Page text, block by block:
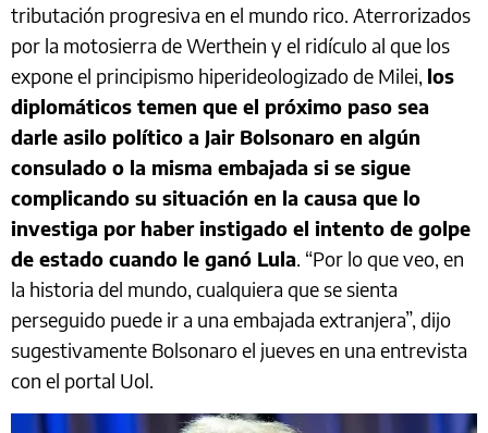
tributación progresiva en el mundo rico. Aterrorizados
por la motosierra de Werthein y el ridículo al que los
expone el principismo hiperideologizado de Milei, los
diplomáticos temen que el próximo paso sea
darle asilo político a Jair Bolsonaro en algún
consulado o la misma embajada si se sigue
complicando su situación en la causa que lo
investiga por haber instigado el intento de golpe
de estado cuando le ganó Lula. “Por lo que veo, en
la historia del mundo, cualquiera que se sienta
perseguido puede ir a una embajada extranjera”, dijo
sugestivamente Bolsonaro el jueves en una entrevista
con el portal Uol.